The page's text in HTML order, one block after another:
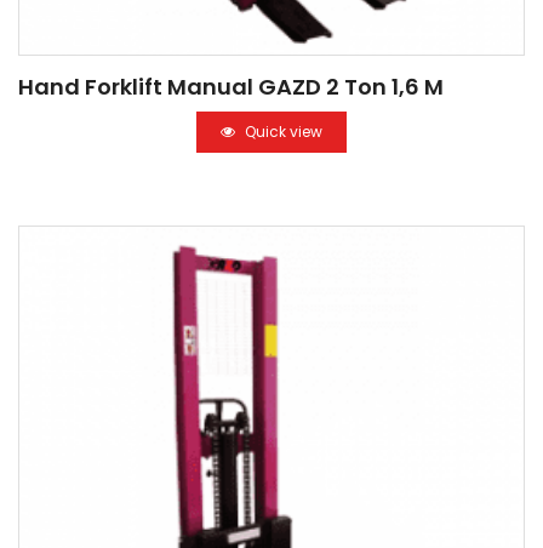
Hand Forklift Manual GAZD 2 Ton 1,6 M
Quick view